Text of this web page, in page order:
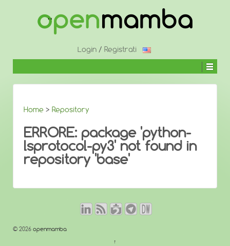
CONTENUTO
Login / Registrati
Home > Repository
ERRORE: package 'python-
lsprotocol-py3' not found in
repository 'base'
© 2026 openmamba
↑